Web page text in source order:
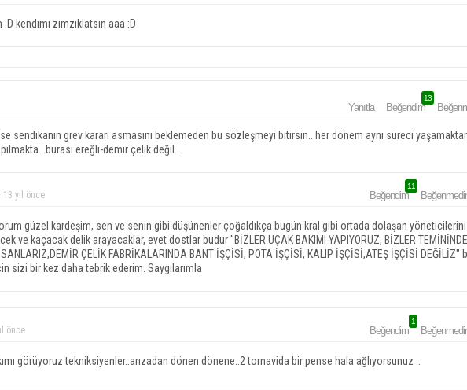
:D kendımı zımzıklatsın aaa :D
Yanıtla Beğendim
13
sendikanın grev kararı asmasını beklemeden bu sözleşmeyi bitirsin...her dönem aynı süreci
ereğli-demir çelik değil...
13 yıl önce Beğendim
11
güzel kardeşim, sen ve senin gibi düşünenler çoğaldıkça bugün kral gibi ortada dolaşan
ve kaçacak delik arayacaklar, evet dostlar budur "BİZLER UÇAK BAKIMI YAPIYORUZ, BİZLER TEMİNİNDE
ÇELİK FABRİKALARINDA BANT İŞÇİSİ, POTA İŞÇİSİ, KALIP İŞÇİSİ,ATEŞ İŞÇİSİ DEĞİLİZ"
sizi bir kez daha tebrik ederim. Saygılarımla
önce Beğendim
1
görüyoruz tekniksiyenler..arızadan dönen dönene..2 tornavida bir pense hala ağlıyorsunuz ..